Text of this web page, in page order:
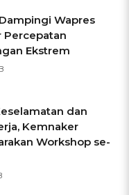
Wapres
Percepatan
Ekstrem
dan
Kemnaker
Workshop se-